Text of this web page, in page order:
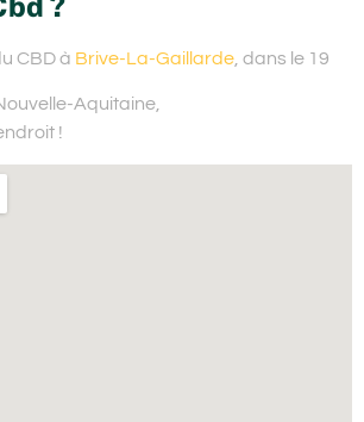
CBD à Brive-La-Gaillarde , dans le 19
Aquitaine,
!